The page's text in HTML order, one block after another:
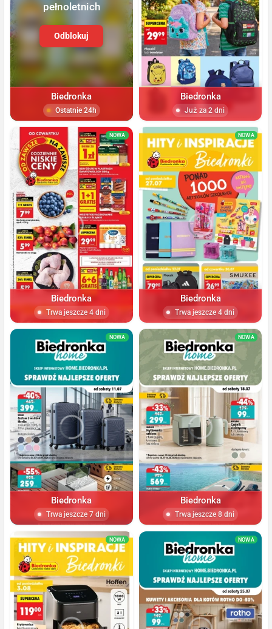
pełnoletnich
Odblokuj
Biedronka
Ostatnie 24h
Biedronka
Już za 2 dni
NOWA
Biedronka
Trwa jeszcze 4 dni
NOWA
Biedronka
Trwa jeszcze 4 dni
NOWA
Biedronka
Trwa jeszcze 7 dni
NOWA
Biedronka
Trwa jeszcze 8 dni
NOWA NOWA